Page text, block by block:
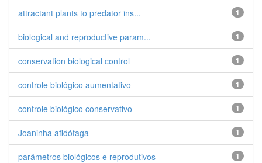
1
attractant plants to predator ins...
1
biological and reproductive param...
1
conservation biological control
1
controle biológico aumentativo
1
controle biológico conservativo
1
Joaninha afidófaga
1
parâmetros biológicos e reprodutivos